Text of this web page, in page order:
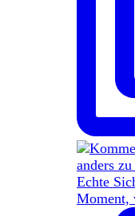
Echte
Moment,